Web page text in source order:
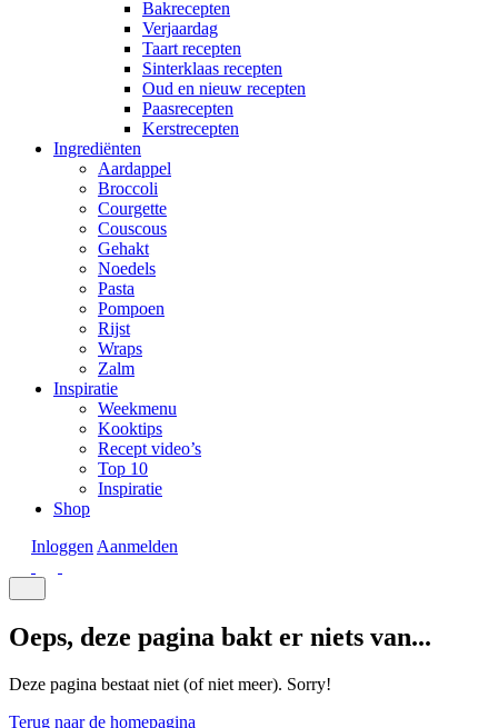
Bakrecepten
Verjaardag
Taart recepten
Sinterklaas recepten
Oud en nieuw recepten
Paasrecepten
Kerstrecepten
Ingrediënten
Aardappel
Broccoli
Courgette
Couscous
Gehakt
Noedels
Pasta
Pompoen
Rijst
Wraps
Zalm
Inspiratie
Weekmenu
Kooktips
Recept video’s
Top 10
Inspiratie
Shop
Inloggen Aanmelden
Oeps, deze pagina bakt er niets van...
Deze pagina bestaat niet (of niet meer). Sorry!
Terug naar de homepagina